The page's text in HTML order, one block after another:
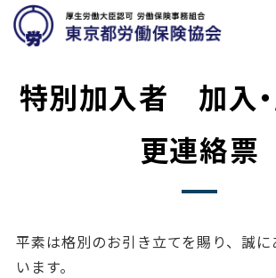
労働／社会保険とは
労働／社会保険の事務委託
雇用関係の助成金申請
特別加入者 加入・
更連絡票
平素は格別のお引き立てを賜り、誠
います。